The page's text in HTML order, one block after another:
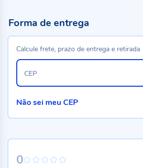
0
Forma de entrega
Calcule frete, prazo de entrega e retirada
CEP
Não sei meu CEP